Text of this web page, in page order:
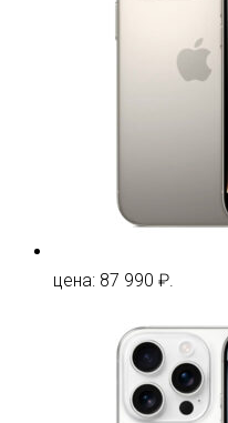
цена: 87 990 ₽.